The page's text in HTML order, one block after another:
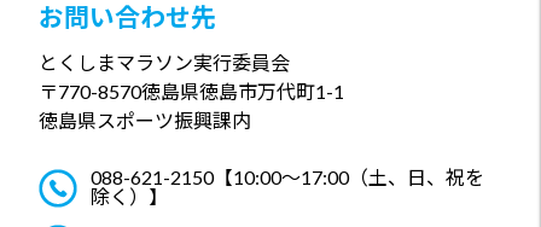
お問い合わせ先
とくしまマラソン実行委員会
〒770-8570徳島県徳島市万代町1-1
徳島県スポーツ振興課内
088-621-2150【10:00～17:00（土、日、祝を
除く）】